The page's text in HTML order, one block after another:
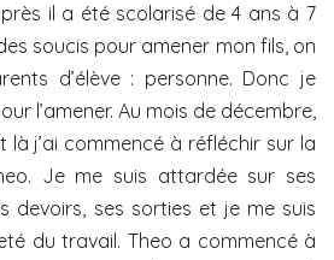
il a été scolarisé de 4 ans à 7
soucis pour amener mon fils, on
d’élève : personne. Donc je
l’amener. Au mois de décembre,
là j’ai commencé à réfléchir sur la
Je me suis attardée sur ses
devoirs, ses sorties et je me suis
du travail. Theo a commencé à